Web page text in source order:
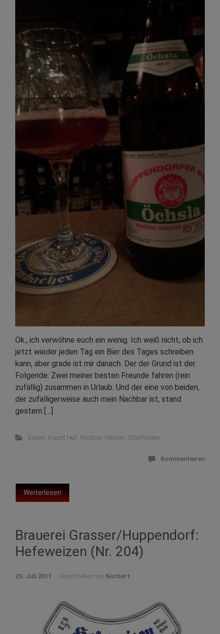
Ok., ich verwöhne euch ein wenig. Ich weiß nicht, ob ich
jetzt wieder jeden Tag ein Bier des Tages schreiben
kann, aber grade ist mir danach. Der der Grund ist der
Folgende: Zwei meiner besten Freunde fahren (rein
zufällig) zusammen in Urlaub. Und der eine von beiden,
der zufälligerweise auch mein Nachbar ist, stand
gestern […]
Export Export Hell Festbier, Märzen Oberfranken
Kommentieren
Weiterlesen
Brauerei Grasser/Huppendorf:
Hefeweizen (Nr. 204)
29. Juli 2011 Geschrieben von Norbert